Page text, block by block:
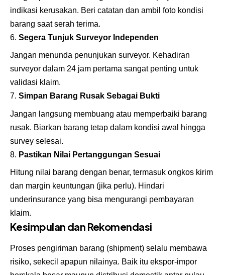
indikasi kerusakan. Beri catatan dan ambil foto kondisi
barang saat serah terima.
Segera Tunjuk Surveyor Independen
Jangan menunda penunjukan surveyor. Kehadiran
surveyor dalam 24 jam pertama sangat penting untuk
validasi klaim.
Simpan Barang Rusak Sebagai Bukti
Jangan langsung membuang atau memperbaiki barang
rusak. Biarkan barang tetap dalam kondisi awal hingga
survey selesai.
Pastikan Nilai Pertanggungan Sesuai
Hitung nilai barang dengan benar, termasuk ongkos kirim
dan margin keuntungan (jika perlu). Hindari
underinsurance yang bisa mengurangi pembayaran
klaim.
Kesimpulan dan Rekomendasi
Proses pengiriman barang (shipment) selalu membawa
risiko, sekecil apapun nilainya. Baik itu ekspor-impor